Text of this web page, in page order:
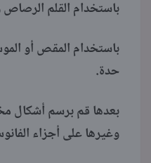
باستخدام القلم
باستخدام المقص أو
حدة.
بعدها قم برسم أشكال
وغيرها على أجزاء